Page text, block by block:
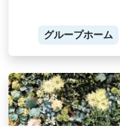
グループホーム